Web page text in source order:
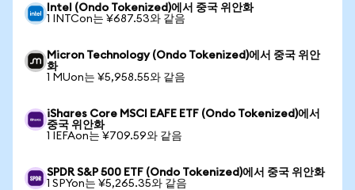
Intel (Ondo Tokenized)에서 중국 위안화
1 INTCon는 ¥687.53와 같음
Micron Technology (Ondo Tokenized)에서 중국 위안
화
1 MUon는 ¥5,958.55와 같음
iShares Core MSCI EAFE ETF (Ondo Tokenized)에서
중국 위안화
1 IEFAon는 ¥709.59와 같음
SPDR S&P 500 ETF (Ondo Tokenized)에서 중국 위안화
1 SPYon는 ¥5,265.35와 같음